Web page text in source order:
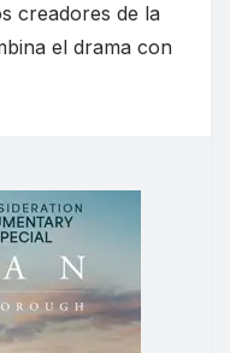
creadores de la
el drama con